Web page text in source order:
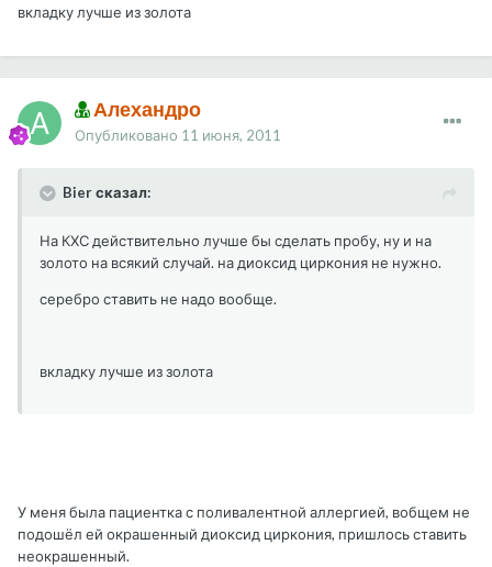
вкладку лучше из золота
Алехандро
Опубликовано 11 июня, 2011
Bier сказал:
На КХС действительно лучше бы сделать пробу, ну и на
золото на всякий случай. на диоксид циркония не нужно.
серебро ставить не надо вообще.
вкладку лучше из золота
У меня была пациентка с поливалентной аллергией, вобщем не
подошёл ей окрашенный диоксид циркония, пришлось ставить
неокрашенный.